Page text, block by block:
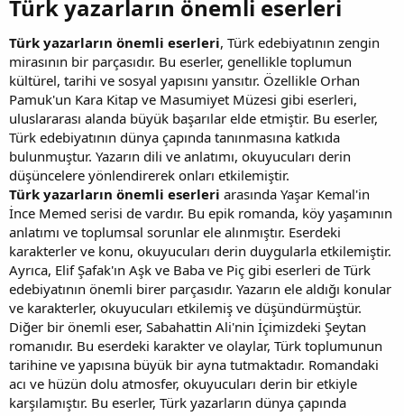
Türk yazarların önemli eserleri​
Türk yazarların önemli eserleri, Türk edebiyatının zengin
mirasının bir parçasıdır. Bu eserler, genellikle toplumun
kültürel, tarihi ve sosyal yapısını yansıtır. Özellikle Orhan
Pamuk'un Kara Kitap ve Masumiyet Müzesi gibi eserleri,
uluslararası alanda büyük başarılar elde etmiştir. Bu eserler,
Türk edebiyatının dünya çapında tanınmasına katkıda
bulunmuştur. Yazarın dili ve anlatımı, okuyucuları derin
düşüncelere yönlendirerek onları etkilemiştir.
Türk yazarların önemli eserleri arasında Yaşar Kemal'in
İnce Memed serisi de vardır. Bu epik romanda, köy yaşamının
anlatımı ve toplumsal sorunlar ele alınmıştır. Eserdeki
karakterler ve konu, okuyucuları derin duygularla etkilemiştir.
Ayrıca, Elif Şafak'ın Aşk ve Baba ve Piç gibi eserleri de Türk
edebiyatının önemli birer parçasıdır. Yazarın ele aldığı konular
ve karakterler, okuyucuları etkilemiş ve düşündürmüştür.
Diğer bir önemli eser, Sabahattin Ali'nin İçimizdeki Şeytan
romanıdır. Bu eserdeki karakter ve olaylar, Türk toplumunun
tarihine ve yapısına büyük bir ayna tutmaktadır. Romandaki
acı ve hüzün dolu atmosfer, okuyucuları derin bir etkiyle
karşılamıştır. Bu eserler, Türk yazarların dünya çapında